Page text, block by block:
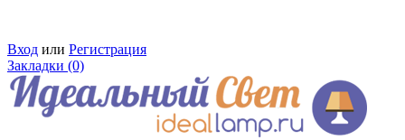
Вход или Регистрация
Закладки (0)